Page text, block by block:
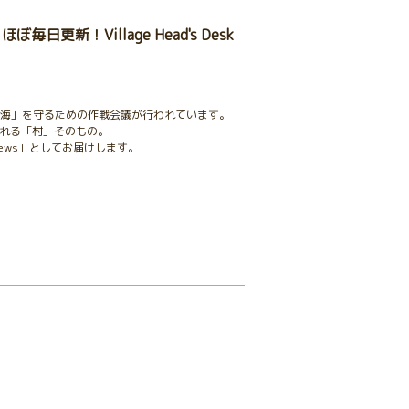
ぼ毎日更新！Village Head's Desk
を守るための作戦会議が行われています。
る「村」そのもの。
」としてお届けします。